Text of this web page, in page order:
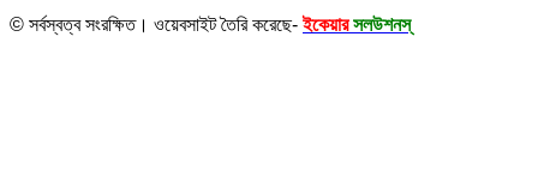
© সর্বস্বত্ব সংরক্ষিত। ওয়েবসাইট তৈরি করেছে-ইকেয়ার সলউশনস্